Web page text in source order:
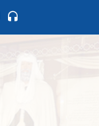

